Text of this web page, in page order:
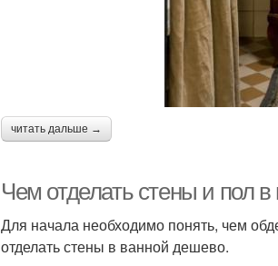
читать дальше →
Чем отделать стены и пол
Для начала необходимо понять, чем
отделать стены в ванной дешево.